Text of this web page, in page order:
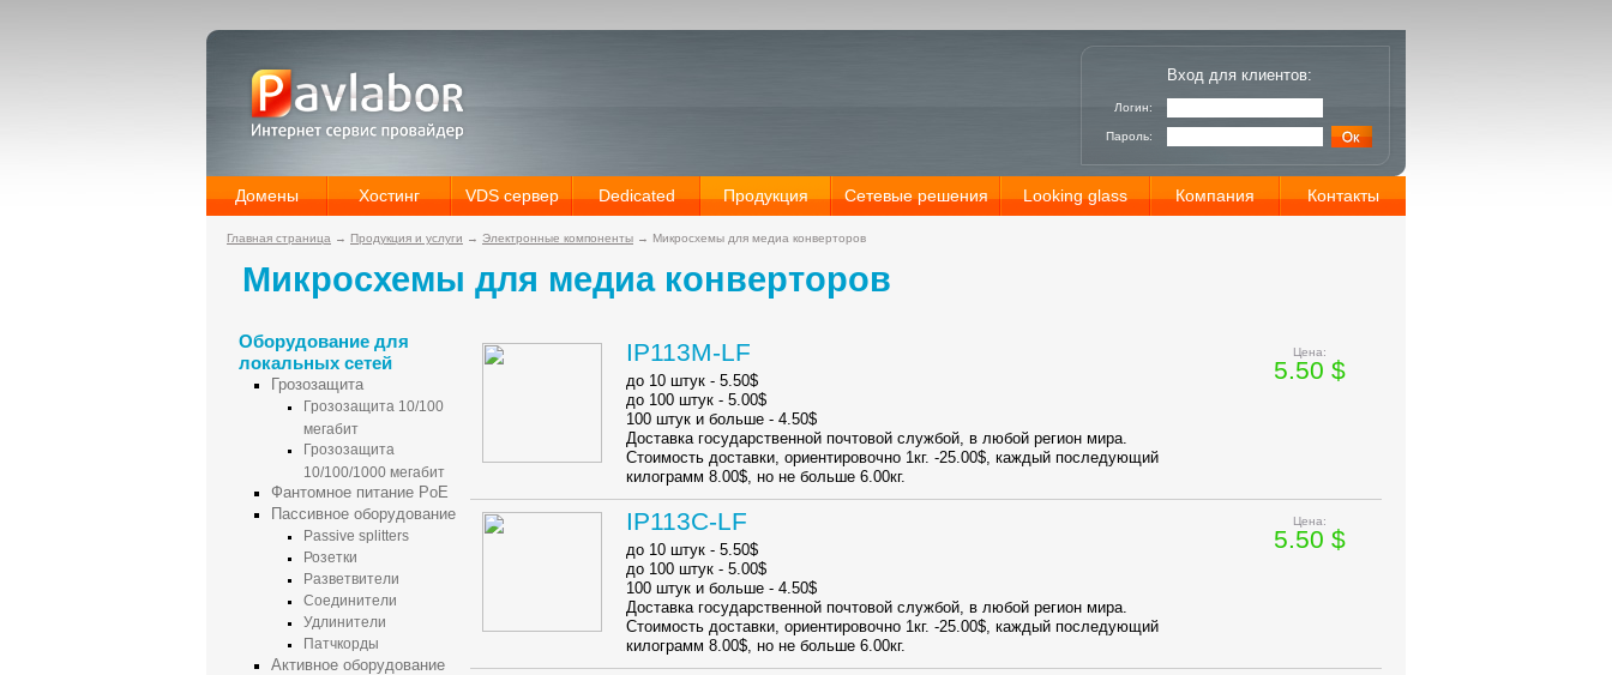
Вход для клиентов:
Логин:
Пароль:
Домены Хостинг VDS сервер Dedicated Продукция Сетевые решения Looking glass Компания Контакты
Главная страница → Продукция и услуги → Электронные компоненты → Микросхемы для медиа конверторов
Микросхемы для медиа конверторов
Оборудование для
локальных сетей
Грозозащита
Грозозащита 10/100
мегабит
Грозозащита
10/100/1000 мегабит
Фантомное питание PoE
Пассивное оборудование
Passive splitters
Розетки
Разветвители
Соединители
Удлинители
Патчкорды
Активное оборудование
IP113M-LF
до 10 штук - 5.50$
до 100 штук - 5.00$
100 штук и больше - 4.50$
Доставка государственной почтовой службой, в любой регион мира.
Стоимость доставки, ориентировочно 1кг. -25.00$, каждый последующий
килограмм 8.00$, но не больше 6.00кг.
Цена:
5.50 $
IP113C-LF
до 10 штук - 5.50$
до 100 штук - 5.00$
100 штук и больше - 4.50$
Доставка государственной почтовой службой, в любой регион мира.
Стоимость доставки, ориентировочно 1кг. -25.00$, каждый последующий
килограмм 8.00$, но не больше 6.00кг.
Цена:
5.50 $